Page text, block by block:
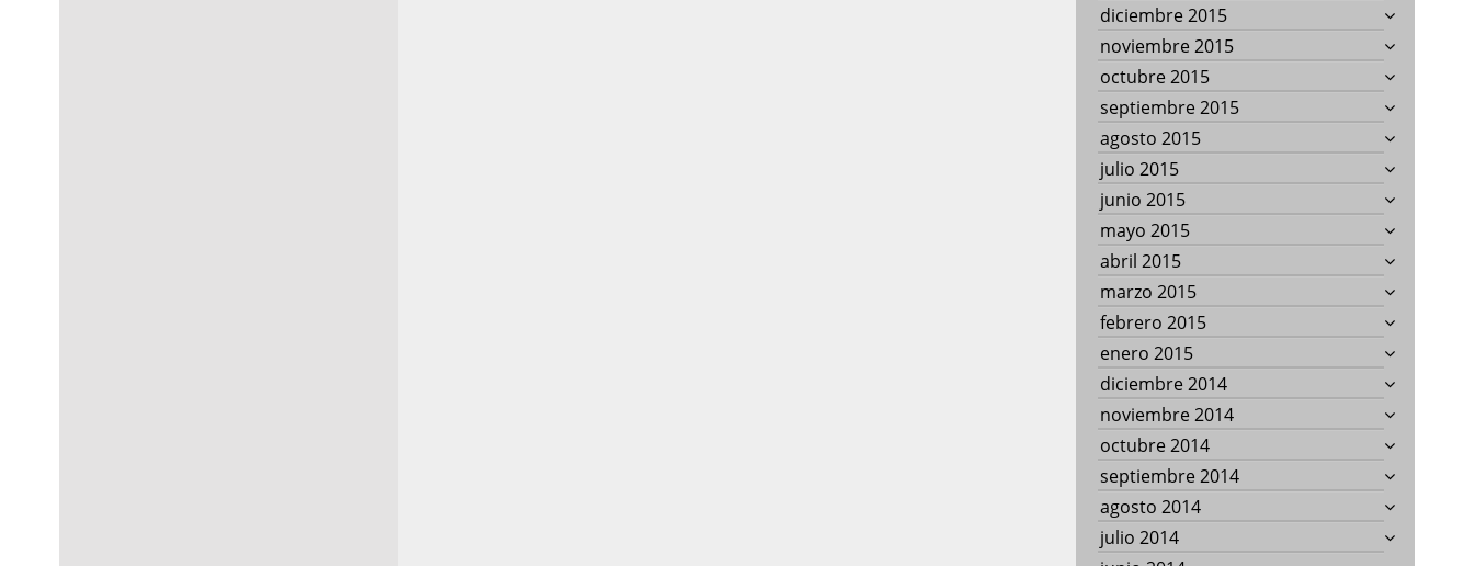
diciembre 2015
noviembre 2015
octubre 2015
septiembre 2015
agosto 2015
julio 2015
junio 2015
mayo 2015
abril 2015
marzo 2015
febrero 2015
enero 2015
diciembre 2014
noviembre 2014
octubre 2014
septiembre 2014
agosto 2014
julio 2014